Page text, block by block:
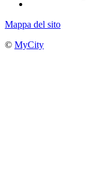
Mappa del sito
© MyCity